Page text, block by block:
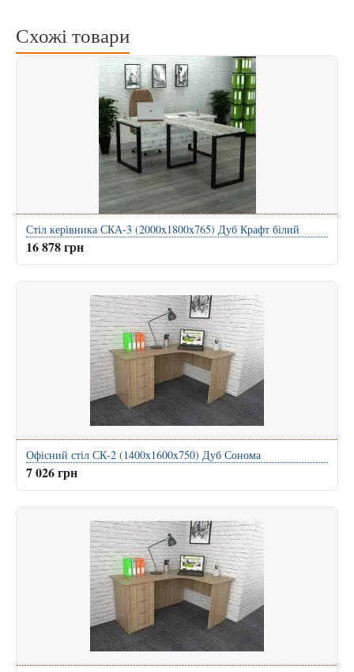
Схожі товари
Стіл керівника СКА-3 (2000x1800x765) Дуб Крафт білий
16 878 грн
Офісний стіл СК-2 (1400x1600x750) Дуб Сонома
7 026 грн